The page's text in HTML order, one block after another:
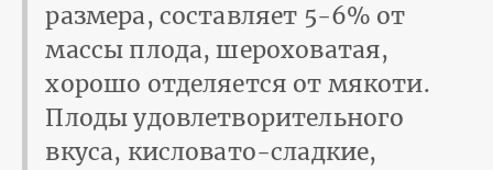
размера, составляет 5-6% от
массы плода, шероховатая,
хорошо отделяется от мякоти.
Плоды удовлетворительного
вкуса, кисловато-сладкие,